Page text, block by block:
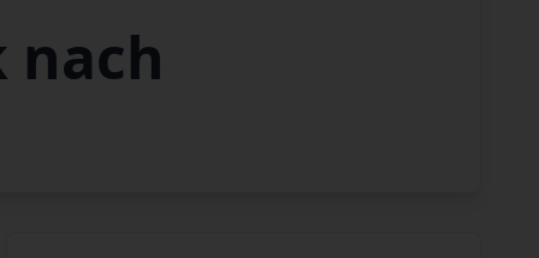
nach